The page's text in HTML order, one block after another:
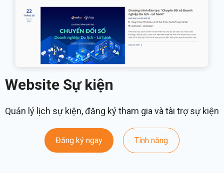
Website Sự kiện
Quản lý lịch sự kiện, đăng ký tham gia và tài trợ sự kiện
Đăng ký ngay Tính năng